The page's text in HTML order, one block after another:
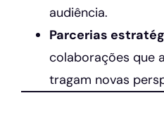
audiência.
Parcerias
colaborações que
tragam novas